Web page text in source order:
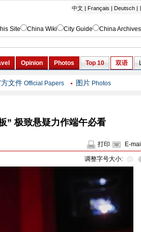
文件 Official Papers 图片 Photos
” 极致悬疑力作端午必看
打印 E-mail
调整字号大小: